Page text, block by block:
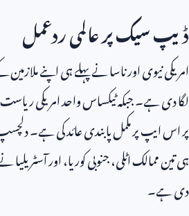
ڈیپ سیک پر عالمی ردعمل
امریکی نیوی اور ناسا نے پہلے ہی اپنے
لگا دی ہے۔ جبکہ ٹیکساس واحد امریکی
پر اس ایپ پر مکمل پابندی عائد کی ہے۔
ہی تین ممالک اٹلی، جنوبی کوریا، اور
دی ہے۔